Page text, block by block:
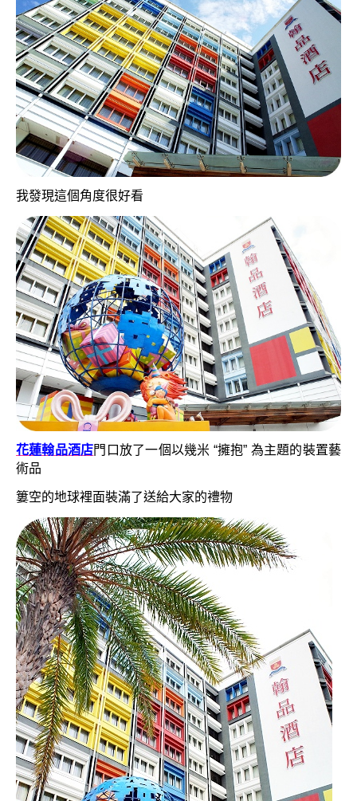
我發現這個角度很好看
花蓮翰品酒店門口放了一個以幾米 “擁抱” 為主題的裝置藝
術品
簍空的地球裡面裝滿了送給大家的禮物